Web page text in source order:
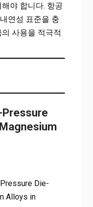
야 합니다. 항공
연성 표준을 충
사용을 적극적
Die-
Alloys in